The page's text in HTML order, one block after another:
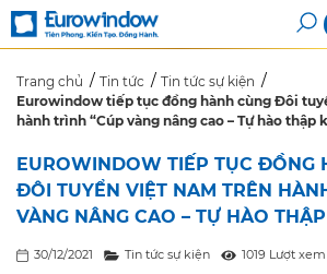
Trang chủ Tin tức
Tin tức sự kiện
Eurowindow tiếp tục đồng hành cùng Đôi
hành trình “Cúp vàng nâng cao – Tự hào thập
EUROWINDOW TIẾP TỤC ĐỒNG
ĐÔI TUYỂN VIỆT NAM TRÊN
VÀNG NÂNG CAO – TỰ HÀO
30/12/2021 Tin tức sự kiện 1019 Lượt xem